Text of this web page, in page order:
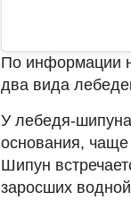
По информации
два вида
У лебедя-
основания,
Шипун
заросших